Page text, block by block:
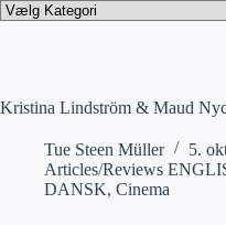
Kristina Lindström & Maud
Tue Steen Müller
5.
Articles/Reviews
DANSK, Cinema